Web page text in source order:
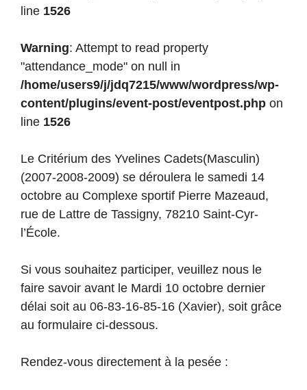
line 1526
Warning: Attempt to read property
"attendance_mode" on null in
/home/users9/j/jdq7215/www/wordpress/wp-
content/plugins/event-post/eventpost.php on
line 1526
Le Critérium des Yvelines Cadets(Masculin)
(2007-2008-2009) se déroulera le samedi 14
octobre au Complexe sportif Pierre Mazeaud,
rue de Lattre de Tassigny, 78210 Saint-Cyr-
l’École.
Si vous souhaitez participer, veuillez nous le
faire savoir avant le Mardi 10 octobre dernier
délai soit au 06-83-16-85-16 (Xavier), soit grâce
au formulaire ci-dessous.
Rendez-vous directement à la pesée :